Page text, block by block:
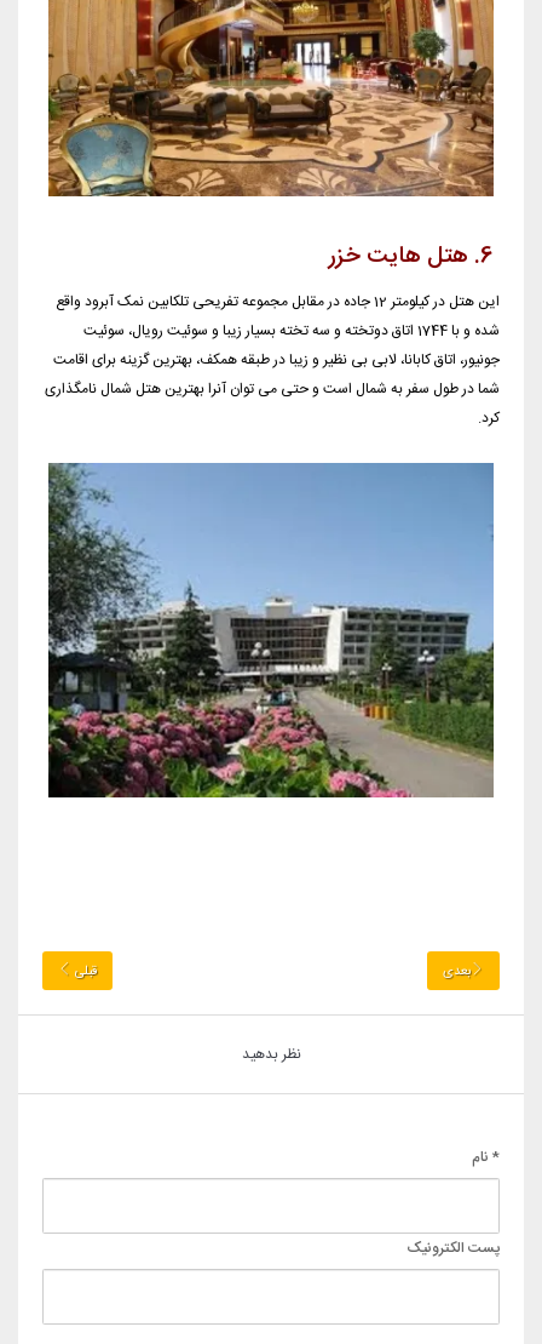
این هتل در کیلومتر 12 جاده در مقابل مجموعه تفریحی تلکابین نمک آبرود واقع
شده و با 1744 اتاق دوتخته و سه تخته بسیار زیبا و سوئیت رویال، سوئیت
جونیور، اتاق کابانا، لابی بی نظیر و زیبا در طبقه همکف، بهترین گزینه برای اقامت
شما در طول سفر به شمال است و حتی می توان آنرا بهترین هتل شمال نامگذاری
کرد.
بعدی قبلی
نظر بدهید
* نام
پست الکترونیک